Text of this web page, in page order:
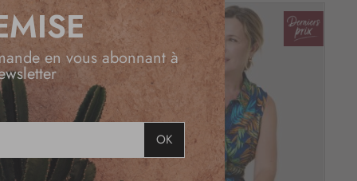
en vous abonnant à
OK